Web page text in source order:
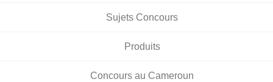
Sujets Concours
Produits
Concours au Cameroun